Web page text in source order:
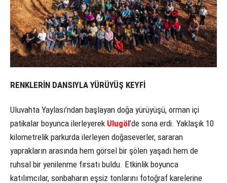
RENKLERİN DANSIYLA YÜRÜYÜŞ KEYFİ
Uluvahta Yaylası’ndan başlayan doğa yürüyüşü, orman içi
patikalar boyunca ilerleyerek Ulugöl’de sona erdi. Yaklaşık 10
kilometrelik parkurda ilerleyen doğaseverler, sararan
yaprakların arasında hem görsel bir şölen yaşadı hem de
ruhsal bir yenilenme fırsatı buldu. Etkinlik boyunca
katılımcılar, sonbaharın eşsiz tonlarını fotoğraf karelerine